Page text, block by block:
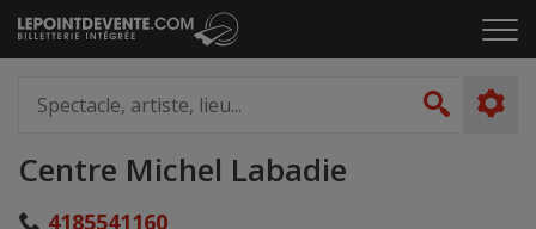
Passer
au
le
artiste,
lieu...
Centre Michel Labadie
4185541160